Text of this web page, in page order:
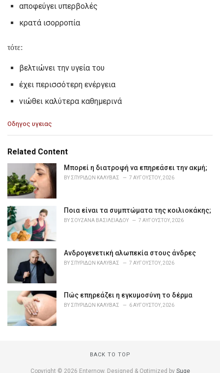
αποφεύγει υπερβολές
κρατά ισορροπία
τότε:
βελτιώνει την υγεία του
έχει περισσότερη ενέργεια
νιώθει καλύτερα καθημερινά
C
e
r
i
e
:
Οδηγος υγειας
Related Content
Μπορεί η διατροφή να επηρεάσει την ακμή;
BY ΣΠΥΡΊΔΩΝ ΚΑΛΎΒΑΣ 7 ΑΥΓΟΎΣΤΟΥ, 2026
Ποια είναι τα συμπτώματα της κοιλιοκάκης;
BY ΣΟΥΖΆΝΑ ΒΑΣΙΛΕΙΆΔΟΥ 7 ΑΥΓΟΎΣΤΟΥ, 2026
Ανδρογενετική αλωπεκία στους άνδρες
BY ΣΠΥΡΊΔΩΝ ΚΑΛΎΒΑΣ 7 ΑΥΓΟΎΣΤΟΥ, 2026
Πώς επηρεάζει η εγκυμοσύνη το δέρμα
BY ΣΠΥΡΊΔΩΝ ΚΑΛΎΒΑΣ 6 ΑΥΓΟΎΣΤΟΥ, 2026
BACK TO TOP
Copyright © 2026 Enternow. Designed & Optimized by Suge